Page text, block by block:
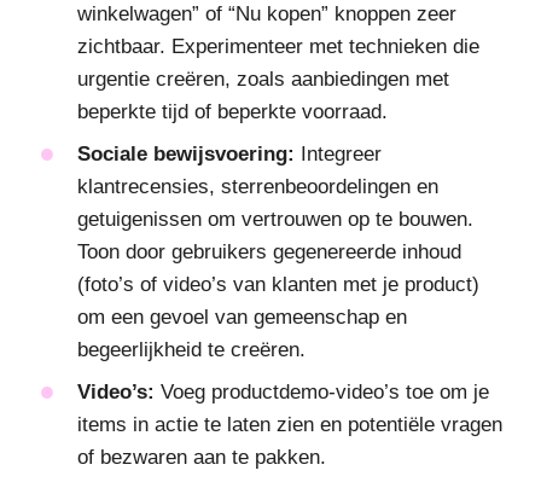
winkelwagen” of “Nu kopen” knoppen zeer
zichtbaar. Experimenteer met technieken die
urgentie creëren, zoals aanbiedingen met
beperkte tijd of beperkte voorraad.
Sociale bewijsvoering: Integreer
klantrecensies, sterrenbeoordelingen en
getuigenissen om vertrouwen op te bouwen.
Toon door gebruikers gegenereerde inhoud
(foto’s of video’s van klanten met je product)
om een gevoel van gemeenschap en
begeerlijkheid te creëren.
Video’s: Voeg productdemo-video’s toe om je
items in actie te laten zien en potentiële vragen
of bezwaren aan te pakken.